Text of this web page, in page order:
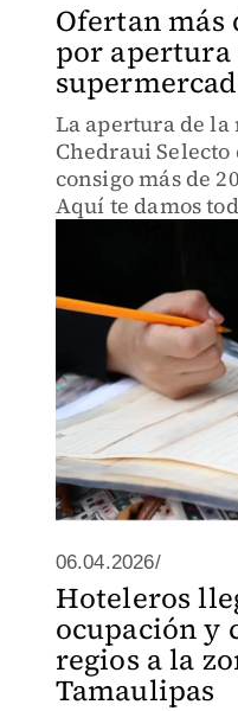
Ofertan más
por apertura
La apertura de la
Chedraui
consigo más de
Aquí te damos
06.04.2026/
Hoteleros
ocupación y
regios a la
Tamaulipas